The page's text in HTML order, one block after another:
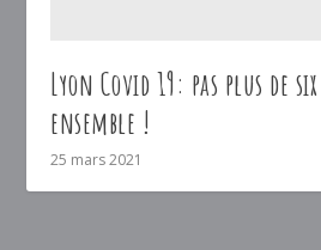
Lyon Covid 19: pas plus de
ensemble !
25 mars 2021